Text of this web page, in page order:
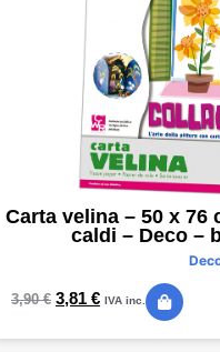
Carta velina – 50 x 76
caldi – Deco –
3,90€ 3,81 € IVA inc.